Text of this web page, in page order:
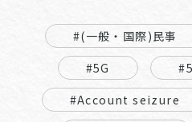
#(一般・国際)民事
#5G
#Account seizure